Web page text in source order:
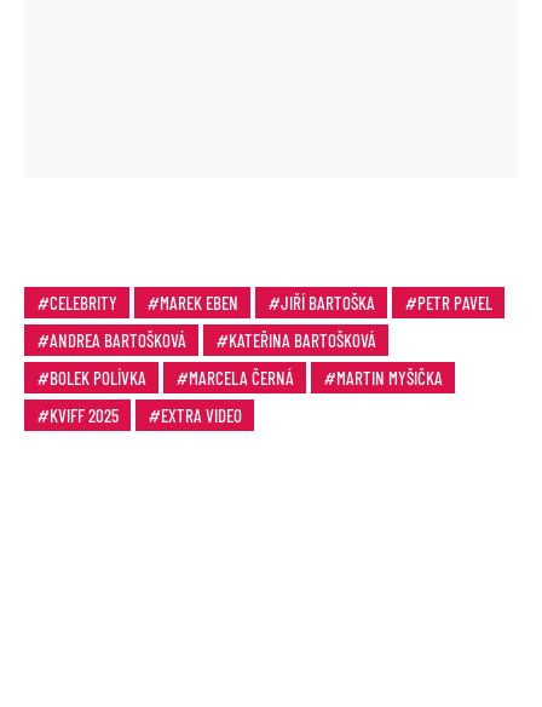
CELEBRITY MAREK EBEN JIŘÍ BARTOŠKA
PETR PAVEL
ANDREA BARTOŠKOVÁ
KATEŘINA BARTOŠKOVÁ
BOLEK POLÍVKA
MARCELA ČERNÁ
MARTIN MYŠIČKA
KVIFF 2025
EXTRA VIDEO